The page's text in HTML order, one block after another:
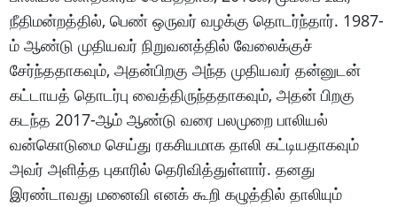
நீதிமன்றத்தில், பெண் ஒருவர் வழக்கு தொடர்ந்தார். 1987-
ம் ஆண்டு முதியவர் நிறுவனத்தில் வேலைக்குச்
சேர்ந்ததாகவும், அதன்பிறகு அந்த முதியவர் தன்னுடன்
கட்டாயத் தொடர்பு வைத்திருந்ததாகவும், அதன் பிறகு
கடந்த 2017-ஆம் ஆண்டு வரை பலமுறை பாலியல்
வன்கொடுமை செய்து ரகசியமாக தாலி கட்டியதாகவும்
அவர் அளித்த புகாரில் தெரிவித்துள்ளார். தனது
இரண்டாவது மனைவி எனக் கூறி கழுத்தில் தாலியும்